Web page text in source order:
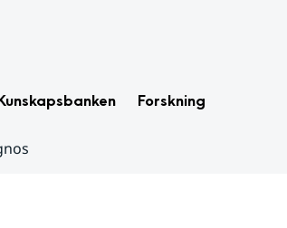
Forskning